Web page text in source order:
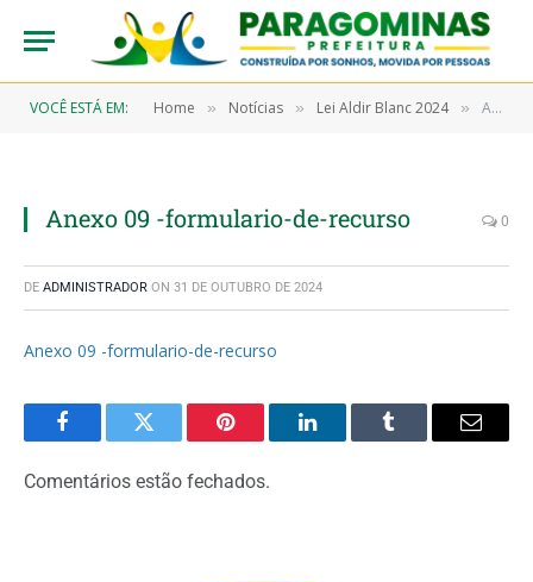
VOCÊ ESTÁ EM: Home » Notícias » Lei Aldir Blanc 2024 » Anexo 09 -formulario-de-recurso
Anexo 09 -formulario-de-recurso 0
DE ADMINISTRADOR ON 31 DE OUTUBRO DE 2024
Anexo 09 -formulario-de-recurso
FacebookTwitter Pinterest LinkedInTumblr Email
Comentários estão fechados.